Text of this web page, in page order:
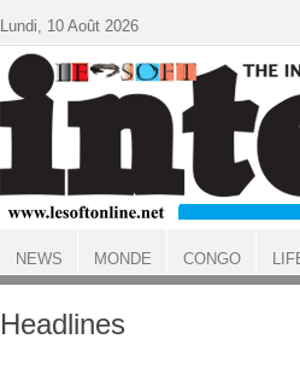
ACCUEIL
Headlines
Lundi, 10 Août 2026
NEWS MONDE CONGO